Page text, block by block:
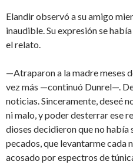
Elandir observó a su amigo
inaudible. Su expresión se
el relato.
—Atraparon a la madre meses
vez más —continuó Dunrel—.
noticias. Sinceramente, deseé
ni malo, y poder desterrar ese
dioses decidieron que no
pecados, que levantarme cada
acosado por espectros de